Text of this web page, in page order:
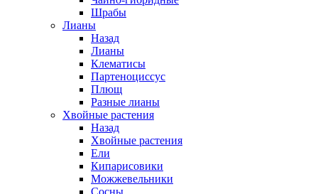
Шрабы
Лианы
Назад
Лианы
Клематисы
Партеноциссус
Плющ
Разные лианы
Хвойные растения
Назад
Хвойные растения
Ели
Кипарисовики
Можжевельники
Сосны